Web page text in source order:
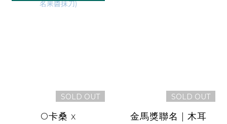
SOLD OUT
O卡桑 x
SOLD OUT
金馬獎聯名 | 木耳